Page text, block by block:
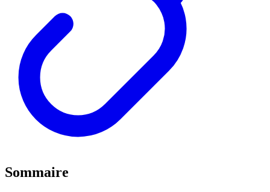
Sommaire